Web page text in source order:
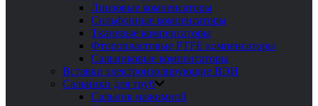
Линзовые компенсаторы
Сильфонные компенсаторы
Тканевые компенсаторы
Фторопластовые PTFE компенсаторы
Сальниковые компенсаторы
Вставки электроизолирующие ВЭИ
Сальники для труб
Сальник нажимной